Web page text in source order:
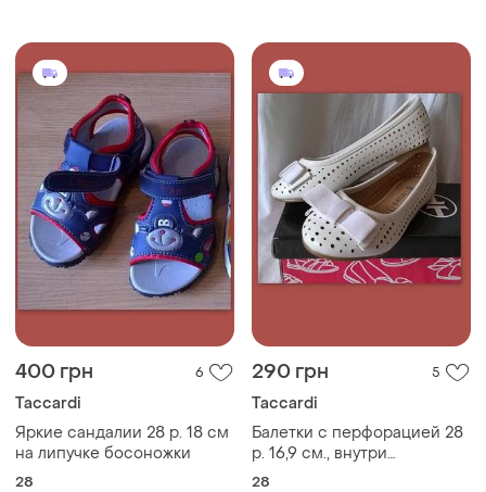
400 грн 6
Taccardi
Яркие сандалии 28 р. 18 см
на липучке босоножки
28
290 грн 5
Taccardi
Балетки с перфорацией 28
р. 16,9 см., внутри
натуральная кожа,
28